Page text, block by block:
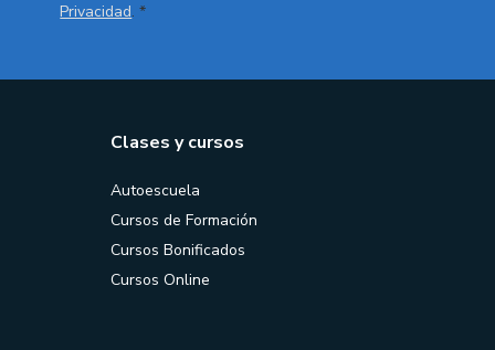
Privacidad. *
Clases y cursos
Autoescuela
Cursos de Formación
Cursos Bonificados
Cursos Online